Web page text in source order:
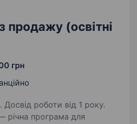
(освітні
грн
Досвід роботи від 1 року.
річна програма для